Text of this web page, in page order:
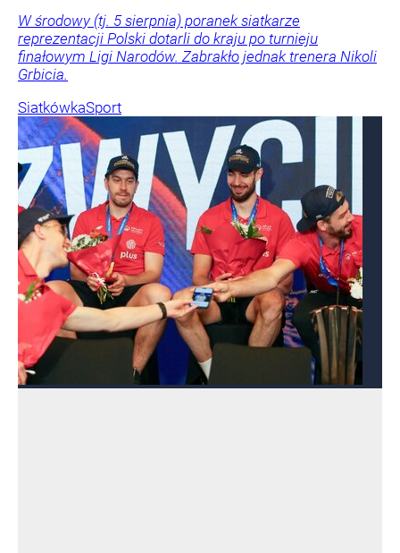
W środowy (tj. 5 sierpnia) poranek siatkarze
reprezentacji Polski dotarli do kraju po turnieju
finałowym Ligi Narodów. Zabrakło jednak trenera Nikoli
Grbicia.
SiatkówkaSport